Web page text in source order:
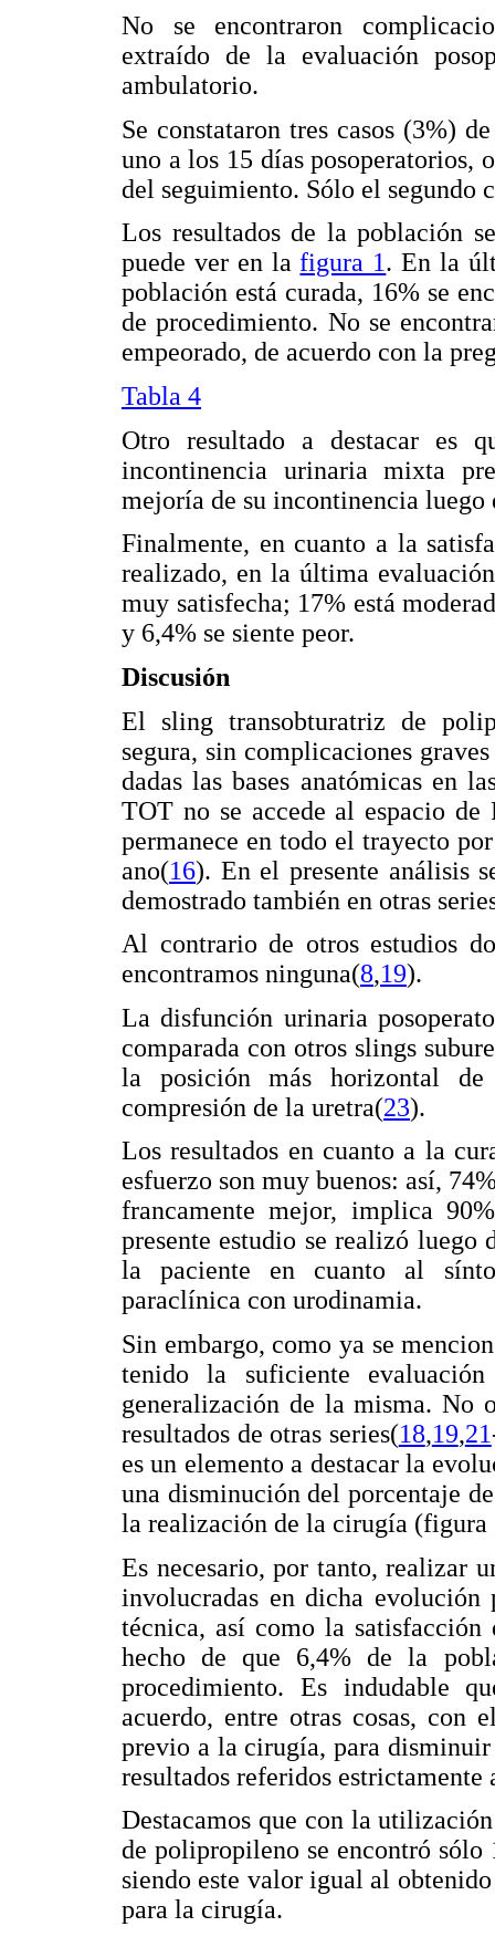
No se encontraron
extraído de la evaluación
ambulatorio.
Se constataron tres casos (3%)
uno a los 15 días posoperatorios,
del seguimiento. Sólo el segundo
Los resultados de la población
puede ver en lafigura 1. En la
población está curada, 16% se
de procedimiento. No se
empeorado, de acuerdo con la
Tabla 4
Otro resultado a destacar es
incontinencia urinaria mixta
mejoría de su incontinencia luego
Finalmente, en cuanto a la
realizado, en la última
muy satisfecha; 17% está
y 6,4% se siente peor.
Discusión
El sling transobturatriz de
segura, sin complicaciones
dadas las bases anatómicas en
TOT no se accede al espacio
permanece en todo el trayecto
ano(16). En el presente análisis
demostrado también en otras
Al contrario de otros estudios
encontramos ninguna(8,19).
La disfunción urinaria
comparada con otros slings
la posición más horizontal
compresión de la uretra(23).
Los resultados en cuanto a la
esfuerzo son muy buenos: así,
francamente mejor, implica
presente estudio se realizó
la paciente en cuanto al
paraclínica con urodinamia.
Sin embargo, como ya se
tenido la suficiente
generalización de la misma. No
resultados de otras series(18,19,21
es un elemento a destacar la
una disminución del porcentaje
la realización de la cirugía (figura
Es necesario, por tanto, realizar
involucradas en dicha evolución
técnica, así como la satisfacción
hecho de que 6,4% de la
procedimiento. Es indudable
acuerdo, entre otras cosas, con
previo a la cirugía, para
resultados referidos
Destacamos que con la
de polipropileno se encontró sólo
siendo este valor igual al
para la cirugía.